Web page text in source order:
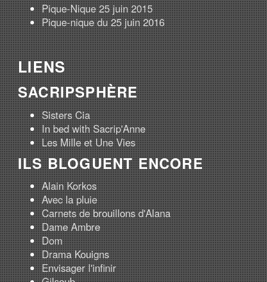
Pique-Nique 25 juin 2015
Pique-nique du 25 juin 2016
LIENS
SACRIPSPHÈRE
Sisters Cia
In bed with Sacrip'Anne
Les Mille et Une Vies
ILS BLOGUENT ENCORE
Alain Korkos
Avec la pluie
Carnets de brouillons d'Alana
Dame Ambre
Dom
Drama Kouigns
Envisager l'infinir